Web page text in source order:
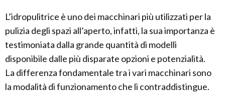
L’idropulitrice è uno dei macchinari più utilizzati per la
pulizia degli spazi all’aperto, infatti, la sua importanza è
testimoniata dalla grande quantità di modelli
disponibile dalle più disparate opzioni e potenzialità.
La differenza fondamentale tra i vari macchinari sono
la modalità di funzionamento che li contraddistingue.